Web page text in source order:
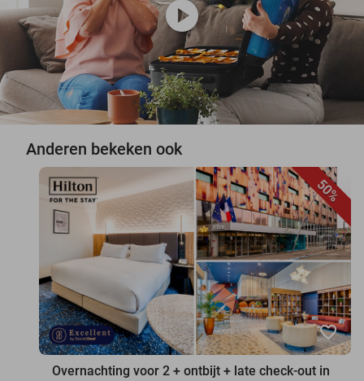
play_circle
Anderen bekeken ook
50%
favorite_border
Overnachting voor 2 + ontbijt + late check-out in